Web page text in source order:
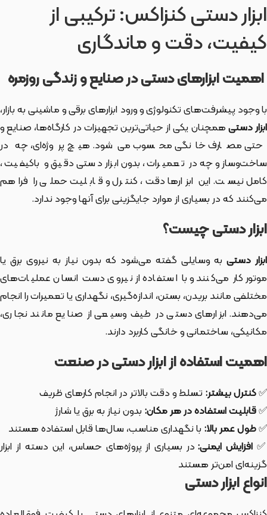
ابزار دستی کنزاکس: ترکیبی از
کیفیت، دقت و ماندگاری
اهمیت ابزارهای دستی در صنایع و زندگی روزمره
با وجود پیشرفت‌های تکنولوژی و ورود ابزارهای برقی و ماشینی به بازار،
ابزار دستیهمچنان یکی از حیاتی‌ترین تجهیزات در کارگاه‌ها، صنایع و
حتی مصارف خانگی محسوب می‌شود. هیچ پروژه‌ای، چه در
ساخت‌وساز و چه در تعمیرات، بدون ابزار دستی دقیق و باکیفیت،
کامل نیست. این ابزارها دقت، کنترل و قابلیت حملی را فراهم
می‌کنند که در بسیاری از موارد جایگزینی برای آنها وجود ندارد.
ابزار دستی چیست؟
ابزار دستیبه وسایلی گفته می‌شود که بدون نیاز به نیروی برق یا
موتور کار می‌کنند و با استفاده از نیروی دست انسان عملیات‌های
مختلفی مانند بریدن، بستن، اندازه‌گیری، نگهداری یا تعمیرات را انجام
می‌دهند. ابزارهای دستی در طیف وسیعی از صنایع مانند نجاری،
مکانیکی، ساختمانی و خانگی کاربرد دارند.
اهمیت استفاده از ابزار دستی در صنعت
✅کنترل بیشتر: تسلط و دقت بالاتر در انجام کارهای ظریف
✅قابلیت استفاده در هر مکان: بدون نیاز به برق یا شارژ
✅طول عمر بالا: با نگهداری مناسب، سال‌ها قابل استفاده هستند
✅ افزایش ایمنی: در بسیاری از پروژه‌های حساس، این دسته از ابزار
گزینه‌ای امن‌تر هستند
انواع ابزار دستی